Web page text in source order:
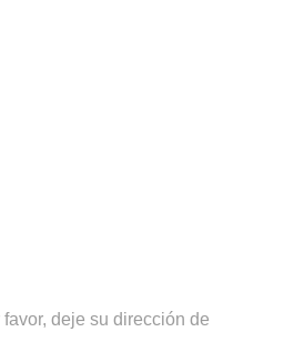
deje su dirección de